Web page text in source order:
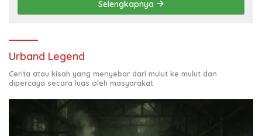
Selengkapnya
Urband Legend
Cerita atau kisah yang menyebar dari mulut ke mulut dan
dipercaya secara luas oleh masyarakat